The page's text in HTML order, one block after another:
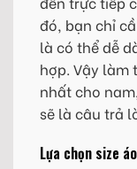
đó, bạn chỉ
là có thể dễ
hợp. Vậy làm
nhất cho
sẽ là câu trả
Lựa chọn size